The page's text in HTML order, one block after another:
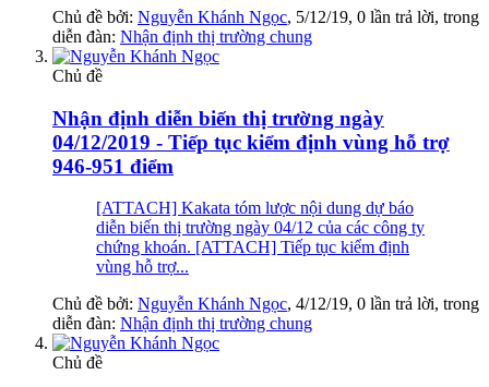
Chủ đề bởi: Nguyễn Khánh Ngọc, 5/12/19, 0 lần trả lời, trong
diễn đàn: Nhận định thị trường chung
Chủ đề
Nhận định diễn biến thị trường ngày
04/12/2019 - Tiếp tục kiểm định vùng hỗ trợ
946-951 điểm
[ATTACH] Kakata tóm lược nội dung dự báo
diễn biến thị trường ngày 04/12 của các công ty
chứng khoán. [ATTACH] Tiếp tục kiểm định
vùng hỗ trợ...
Chủ đề bởi: Nguyễn Khánh Ngọc, 4/12/19, 0 lần trả lời, trong
diễn đàn: Nhận định thị trường chung
Chủ đề